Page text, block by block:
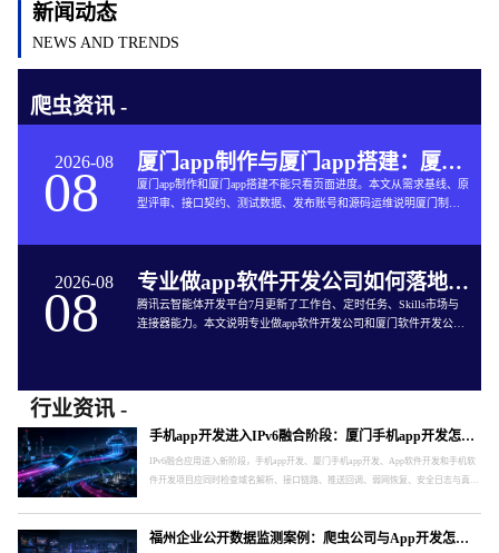
新闻动态
NEWS AND TRENDS
爬虫资讯 -
2026-08
08 厦门app制作与厦门app搭建：厦门App开发的六个交付关口
厦门app制作和厦门app搭建不能只看页面进度。本文从需求基线、原
型评审、接口契约、测试数据、发布账号和源码运维说明厦门制作
2026-08
08 专业做app软件开发公司如何落地企业智能体工作台
腾讯云智能体开发平台7月更新了工作台、定时任务、Skills市场与
连接器能力。本文说明专业做app软件开发公司和厦门软件开发公司
行业资讯 -
手机app开发进入IPv6融合阶段：厦门手机app开发怎样验收真实网络
IPv6融合应用进入新阶段，手机app开发、厦门手机app开发、App软件开发和手机软
件开发项目应同时检查域名解析、接口链路、推送回调、弱网恢复、安全日志与真实
福州企业公开数据监测案例：爬虫公司与App开发怎样形成处置闭环